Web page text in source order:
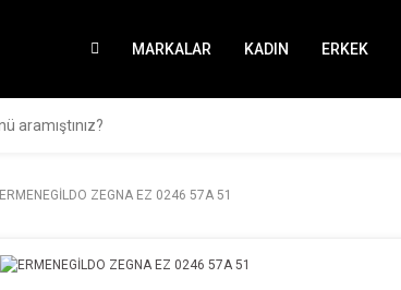
MARKALAR KADIN ERKEK
ERMENEGİLDO ZEGNA EZ 0246 57A 51